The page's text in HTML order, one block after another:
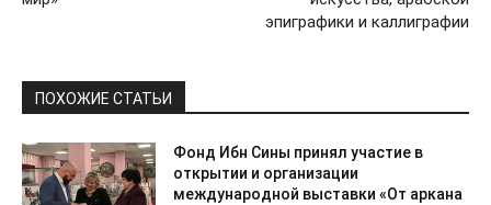
эпиграфики и каллиграфии
ПОХОЖИЕ СТАТЬИ
Фонд Ибн Сины принял участие в
открытии и организации
международной выставки «От аркана